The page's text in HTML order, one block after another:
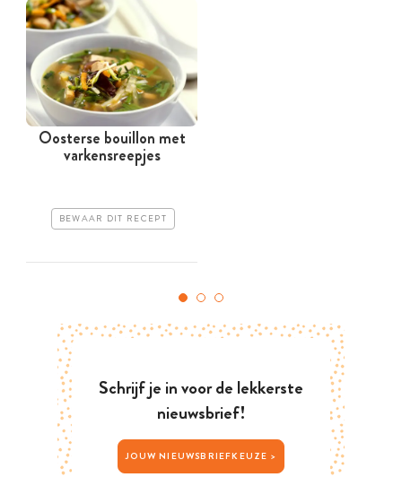
Oosterse bouillon met
varkensreepjes
BEWAAR DIT RECEPT
Schrijf je in voor de lekkerste
nieuwsbrief!
JOUW NIEUWSBRIEFKEUZE >